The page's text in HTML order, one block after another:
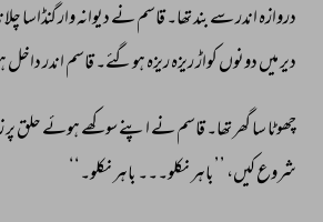
دروازہ اندر سے بند تھا۔ قاسم نے دیوانہ وار گنڈاسا
دیر میں دونوں کواڑ ریزہ ریزہ ہوگئے۔ قاسم اندر داخل
چھوٹا سا گھر تھا۔ قاسم نے اپنے سوکھے ہوئے حلق پر
شروع کیں، ’’باہر نکلو۔۔۔ باہر نکلو۔‘‘